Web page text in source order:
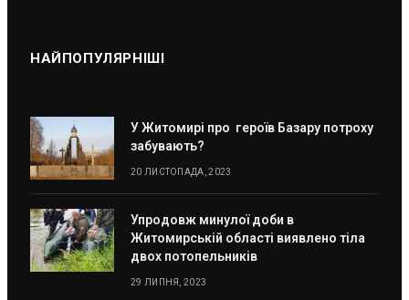
НАЙПОПУЛЯРНІШІ
У Житомирі про героїв Базару потроху
забувають?
20 ЛИСТОПАДА, 2023
Упродовж минулої доби в
Житомирській області виявлено тіла
двох потопельників
29 ЛИПНЯ, 2023